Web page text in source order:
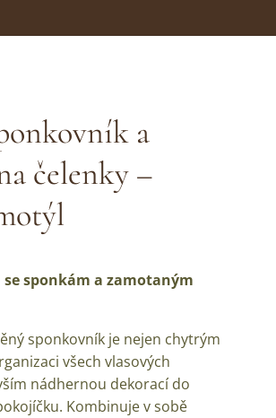
a
čelenky –
sponkám a zamotaným
sponkovník je nejen chytrým
všech vlasových
nádhernou dekorací do
Kombinuje v sobě